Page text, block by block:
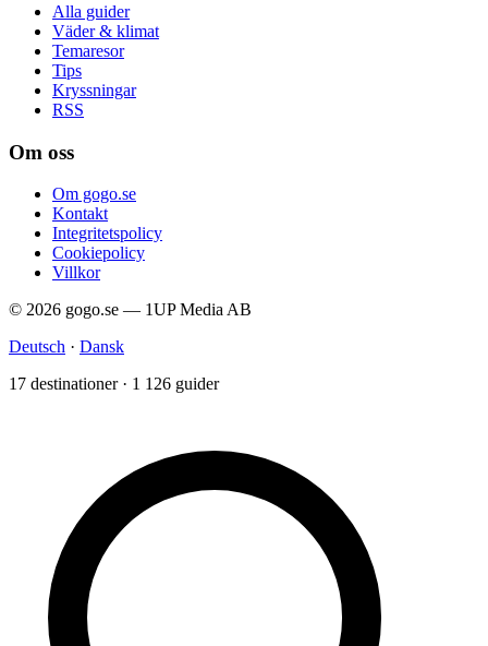
Alla guider
Väder & klimat
Temaresor
Tips
Kryssningar
RSS
Om oss
Om gogo.se
Kontakt
Integritetspolicy
Cookiepolicy
Villkor
© 2026 gogo.se — 1UP Media AB
Deutsch · Dansk
17 destinationer · 1 126 guider